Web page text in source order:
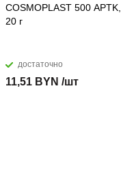
COSMOPLAST 500 APTK,
20 г
достаточно
11,51 BYN /шт